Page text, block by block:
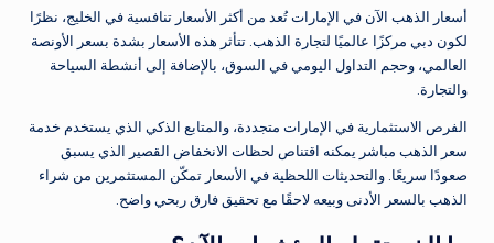
أسعار الذهب الآن في الإمارات تُعد من أكثر الأسعار تنافسية في الخليج، نظرًا
لكون دبي مركزًا عالميًا لتجارة الذهب. تتأثر هذه الأسعار بشدة بسعر الأونصة
العالمي، وحجم التداول اليومي في السوق، بالإضافة إلى أنشطة السياحة
والتجارة.
الفرص الاستثمارية في الإمارات متجددة، والمتابع الذكي الذي يستخدم خدمة
سعر الذهب مباشر يمكنه اقتناص لحظات الانخفاض القصير الذي يسبق
صعودًا سريعًا. والتحديثات اللحظية في الأسعار تمكّن المستثمرين من شراء
الذهب بالسعر الأدنى وبيعه لاحقًا مع تحقيق فارق ربحي واضح.